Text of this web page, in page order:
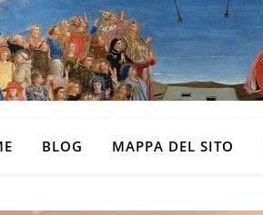
BLOG MAPPA DEL SITO